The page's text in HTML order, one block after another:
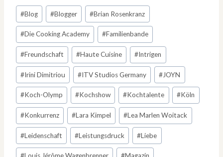
Schlagworte:
#Blog #Blogger #Brian Rosenkranz
#Die Cooking Academy #Familienbande
#Freundschaft #Haute Cuisine #Intrigen
#Irini Dimitriou #ITV Studios Germany #JOYN
#Koch-Olymp #Kochshow #Kochtalente #Köln
#Konkurrenz #Lara Kimpel #Lea Marlen Woitack
#Leidenschaft #Leistungsdruck #Liebe